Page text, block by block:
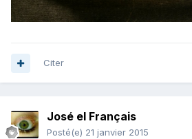
Citer
José el Français
Posté(e) 21 janvier 2015